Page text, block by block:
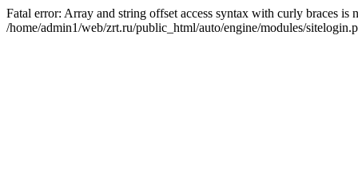
Fatal error: Array and string offset access syntax with curly braces is
/home/admin1/web/zrt.ru/public_html/auto/engine/modules/